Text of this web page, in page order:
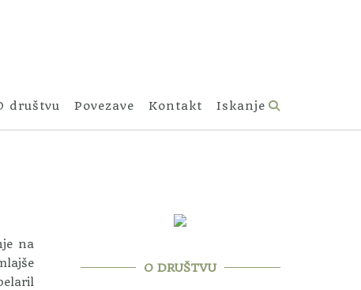
društvu Povezave Kontakt Iskanje
na
O DRUŠTVU